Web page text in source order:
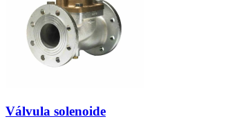
Válvula solenoide